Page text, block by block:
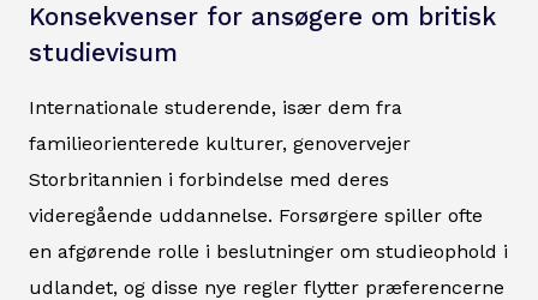
Konsekvenser for ansøgere om britisk
studievisum
Internationale studerende, især dem fra
familieorienterede kulturer, genovervejer
Storbritannien i forbindelse med deres
videregående uddannelse. Forsørgere spiller ofte
en afgørende rolle i beslutninger om studieophold i
udlandet, og disse nye regler flytter præferencerne